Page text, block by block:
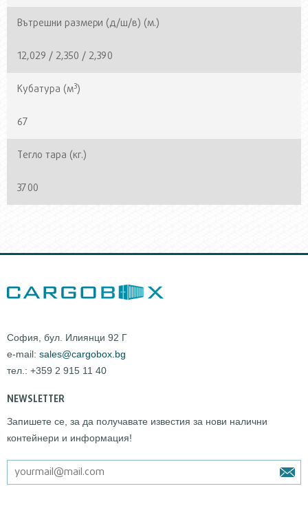
Вътрешни размери (д/ш/в) (м.)
12,029 / 2,350 / 2,390
Кубатура (м3)
67
Тегло тара (кг.)
3700
София, бул. Илиянци 92 Г
e-mail: sales@cargobox.bg
тел.: +359 2 915 11 40
NEWSLETTER
Запишете се, за да получавате известия за нови налични
контейнери и информация!